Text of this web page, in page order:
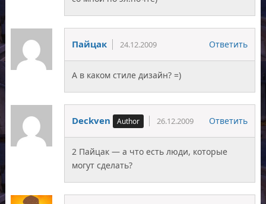
Пайцак 24.12.2009 Ответить
А в каком стиле дизайн? =)
Deckven 26.12.2009 Ответить
2 Пайцак — а что есть люди, которые
могут сделать?